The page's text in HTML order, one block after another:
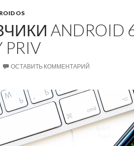
OS
ANDROID
PRIV
ОСТАВИТЬ КОММЕНТАРИЙ